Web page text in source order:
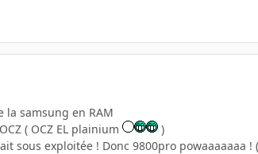
la samsung en RAM
( OCZ EL plainium
)
sous exploitée ! Donc 9800pro powaaaaaaa